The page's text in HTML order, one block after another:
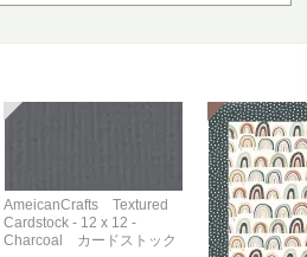
AmeicanCrafts Textured
Cardstock - 12 x 12 -
Charcoal カードストック